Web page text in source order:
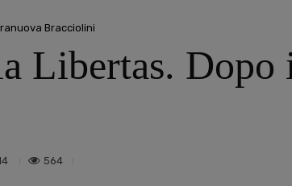
Bracciolini
Libertas. Dopo
564